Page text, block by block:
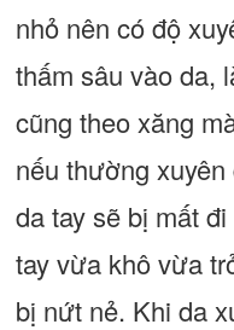
nhỏ nên có độ
thấm sâu vào da,
cũng theo xăng
nếu thường
da tay sẽ bị mất
tay vừa khô vừa
bị nứt nẻ. Khi da